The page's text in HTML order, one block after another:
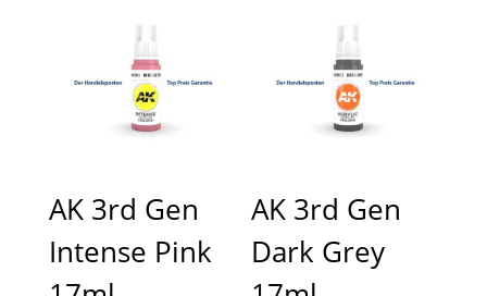
AK 3rd Gen
Intense Pink
AK 3rd Gen
Dark Grey